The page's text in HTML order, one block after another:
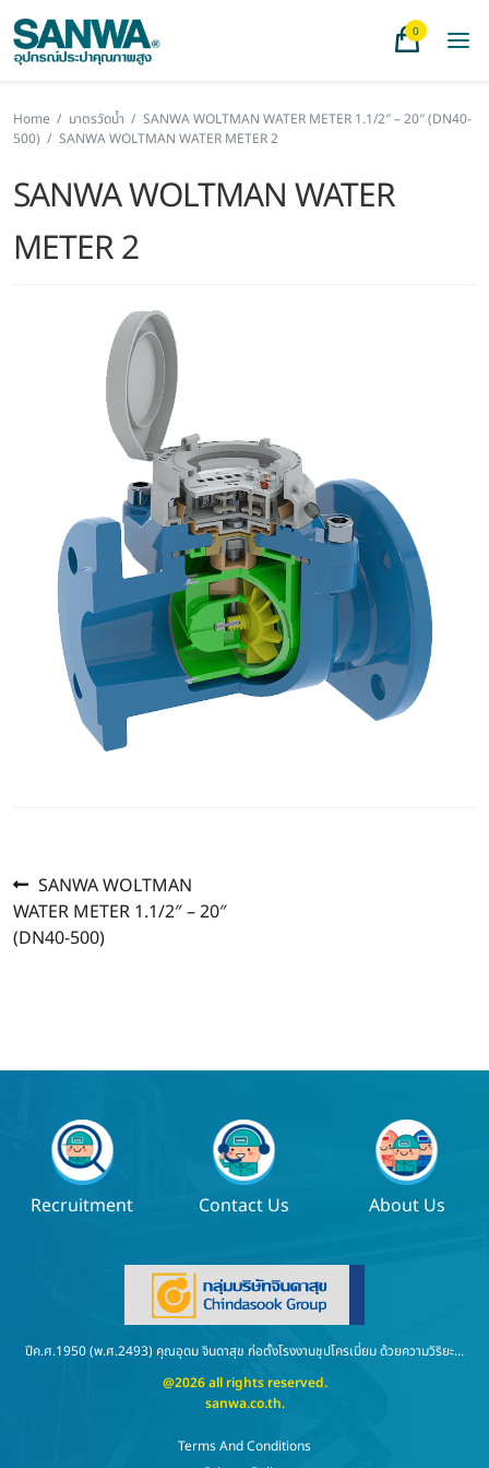
0
Home / มาตรวัดน้ำ / SANWA WOLTMAN WATER METER 1.1/2″ – 20″ (DN40-
500) / SANWA WOLTMAN WATER METER 2
SANWA WOLTMAN WATER
METER 2
แนะแนว
เรื่อง
Previous
post:
SANWA WOLTMAN
WATER METER 1.1/2″ – 20″
(DN40-500)
Recruitment Contact Us About Us
ปีค.ศ.1950 (พ.ศ.2493) คุณอุดม จินดาสุข ก่อตั้งโรงงานชุปโครเมี่ยม ด้วยความวิริยะ...
@2026 all rights reserved.
sanwa.co.th.
Terms And Conditions